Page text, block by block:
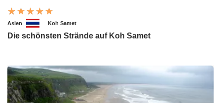
Asien Koh Samet
Die schönsten Strände auf Koh Samet